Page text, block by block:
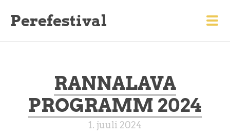
Perefestival
RANNALAVA
PROGRAMM 2024
1. juuli 2024